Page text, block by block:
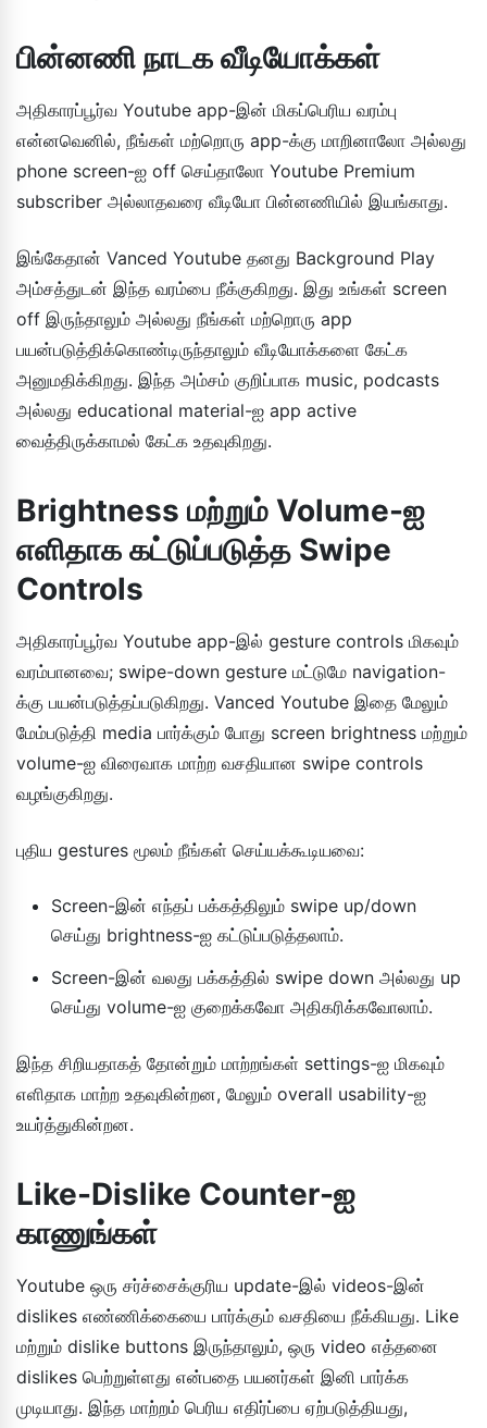
பின்னணி நாடக வீடியோக்கள்
அதிகாரப்பூர்வ Youtube app-இன் மிகப்பெரிய வரம்பு
என்னவெனில், நீங்கள் மற்றொரு app-க்கு மாறினாலோ அல்லது
phone screen-ஐ off செய்தாலோ Youtube Premium
subscriber அல்லாதவரை வீடியோ பின்னணியில் இயங்காது.
இங்கேதான் Vanced Youtube தனது Background Play
அம்சத்துடன் இந்த வரம்பை நீக்குகிறது. இது உங்கள் screen
off இருந்தாலும் அல்லது நீங்கள் மற்றொரு app
பயன்படுத்திக்கொண்டிருந்தாலும் வீடியோக்களை கேட்க
அனுமதிக்கிறது. இந்த அம்சம் குறிப்பாக music, podcasts
அல்லது educational material-ஐ app active
வைத்திருக்காமல் கேட்க உதவுகிறது.
Brightness மற்றும் Volume-ஐ
எளிதாக கட்டுப்படுத்த Swipe
Controls
அதிகாரப்பூர்வ Youtube app-இல் gesture controls மிகவும்
வரம்பானவை; swipe-down gesture மட்டுமே navigation-
க்கு பயன்படுத்தப்படுகிறது. Vanced Youtube இதை மேலும்
மேம்படுத்தி media பார்க்கும் போது screen brightness மற்றும்
volume-ஐ விரைவாக மாற்ற வசதியான swipe controls
வழங்குகிறது.
புதிய gestures மூலம் நீங்கள் செய்யக்கூடியவை:
Screen-இன் எந்தப் பக்கத்திலும் swipe up/down
செய்து brightness-ஐ கட்டுப்படுத்தலாம்.
Screen-இன் வலது பக்கத்தில் swipe down அல்லது up
செய்து volume-ஐ குறைக்கவோ அதிகரிக்கவோலாம்.
இந்த சிறியதாகத் தோன்றும் மாற்றங்கள் settings-ஐ மிகவும்
எளிதாக மாற்ற உதவுகின்றன, மேலும் overall usability-ஐ
உயர்த்துகின்றன.
Like-Dislike Counter-ஐ
காணுங்கள்
Youtube ஒரு சர்ச்சைக்குரிய update-இல் videos-இன்
dislikes எண்ணிக்கையை பார்க்கும் வசதியை நீக்கியது. Like
மற்றும் dislike buttons இருந்தாலும், ஒரு video எத்தனை
dislikes பெற்றுள்ளது என்பதை பயனர்கள் இனி பார்க்க
முடியாது. இந்த மாற்றம் பெரிய எதிர்ப்பை ஏற்படுத்தியது,